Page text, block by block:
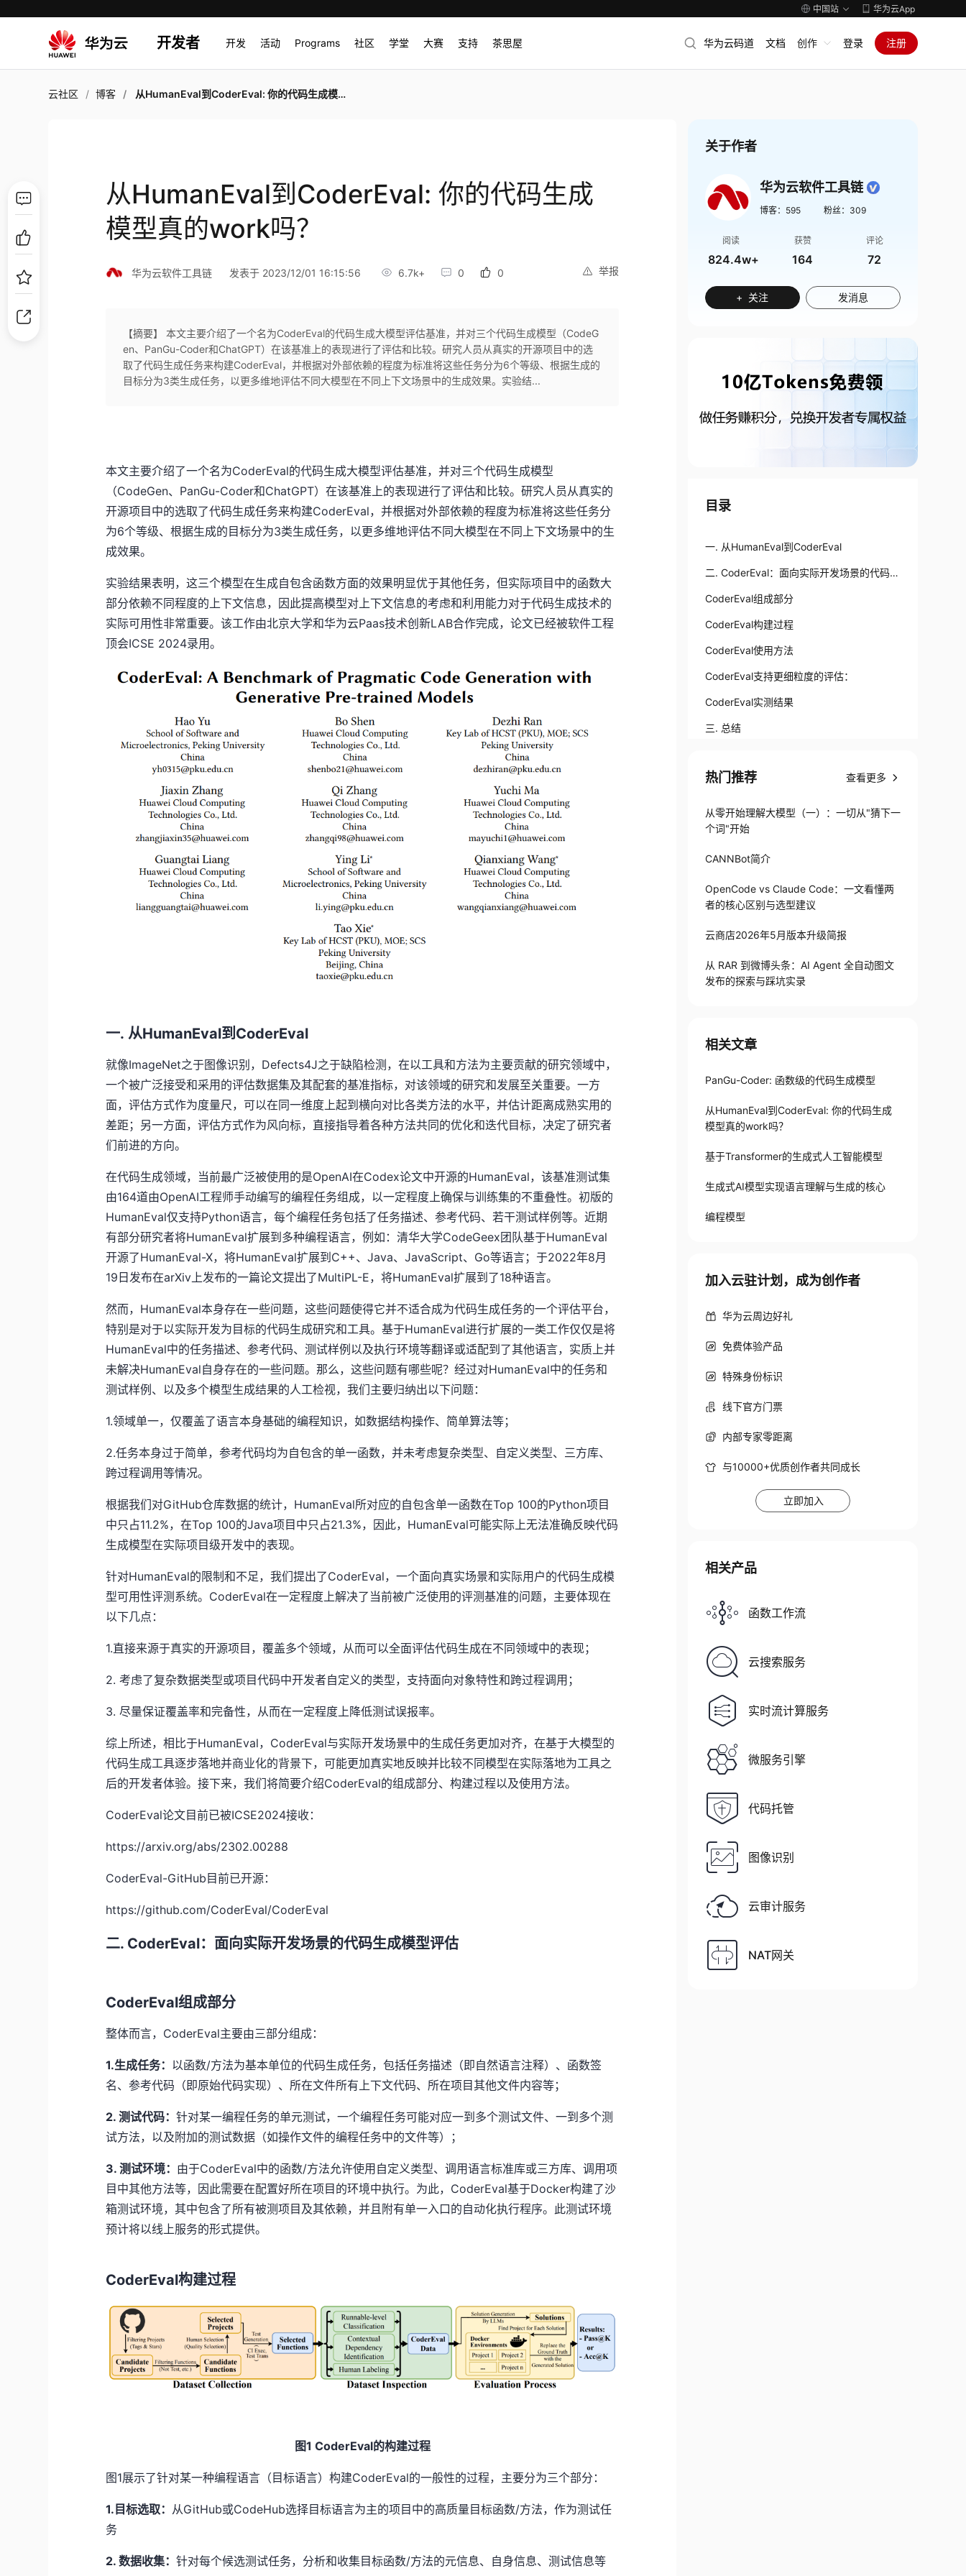
中国站 华为云App
开发者 开发 活动 Programs 社区 学堂 大赛 支持 茶思屋 华为云码道 文档 创作 登录 注册
云社区 博客 从HumanEval到CoderEval: 你的代码生成模型真的work吗？
从HumanEval到CoderEval: 你的代码生成
模型真的work吗？
举报
华为云软件工具链 发表于 2023/12/01 16:15:56 6.7k+ 0 0
【摘要】 本文主要介绍了一个名为CoderEval的代码生成大模型评估基准，并对三个代码生成模型（CodeG
en、PanGu-Coder和ChatGPT）在该基准上的表现进行了评估和比较。研究人员从真实的开源项目中的选
取了代码生成任务来构建CoderEval，并根据对外部依赖的程度为标准将这些任务分为6个等级、根据生成的
目标分为3类生成任务，以更多维地评估不同大模型在不同上下文场景中的生成效果。实验结...
本文主要介绍了一个名为CoderEval的代码生成大模型评估基准，并对三个代码生成模型
（CodeGen、PanGu-Coder和ChatGPT）在该基准上的表现进行了评估和比较。研究人员从真实的
开源项目中的选取了代码生成任务来构建CoderEval，并根据对外部依赖的程度为标准将这些任务分
为6个等级、根据生成的目标分为3类生成任务，以更多维地评估不同大模型在不同上下文场景中的生
成效果。
实验结果表明，这三个模型在生成自包含函数方面的效果明显优于其他任务，但实际项目中的函数大
部分依赖不同程度的上下文信息，因此提高模型对上下文信息的考虑和利用能力对于代码生成技术的
实际可用性非常重要。该工作由北京大学和华为云Paas技术创新LAB合作完成，论文已经被软件工程
顶会ICSE 2024录用。
一. 从HumanEval到CoderEval
就像ImageNet之于图像识别，Defects4J之于缺陷检测，在以工具和方法为主要贡献的研究领域中，
一个被广泛接受和采用的评估数据集及其配套的基准指标，对该领域的研究和发展至关重要。一方
面，评估方式作为度量尺，可以在同一维度上起到横向对比各类方法的水平，并估计距离成熟实用的
差距；另一方面，评估方式作为风向标，直接指导着各种方法共同的优化和迭代目标，决定了研究者
们前进的方向。
在代码生成领域，当前最广泛被使用的是OpenAI在Codex论文中开源的HumanEval，该基准测试集
由164道由OpenAI工程师手动编写的编程任务组成，以一定程度上确保与训练集的不重叠性。初版的
HumanEval仅支持Python语言，每个编程任务包括了任务描述、参考代码、若干测试样例等。近期
有部分研究者将HumanEval扩展到多种编程语言，例如：清华大学CodeGeex团队基于HumanEval
开源了HumanEval-X，将HumanEval扩展到C++、Java、JavaScript、Go等语言；于2022年8月
19日发布在arXiv上发布的一篇论文提出了MultiPL-E，将HumanEval扩展到了18种语言。
然而，HumanEval本身存在一些问题，这些问题使得它并不适合成为代码生成任务的一个评估平台，
特别是对于以实际开发为目标的代码生成研究和工具。基于HumanEval进行扩展的一类工作仅仅是将
HumanEval中的任务描述、参考代码、测试样例以及执行环境等翻译或适配到了其他语言，实质上并
未解决HumanEval自身存在的一些问题。那么，这些问题有哪些呢？经过对HumanEval中的任务和
测试样例、以及多个模型生成结果的人工检视，我们主要归纳出以下问题：
1.领域单一，仅覆盖了语言本身基础的编程知识，如数据结构操作、简单算法等；
2.任务本身过于简单，参考代码均为自包含的单一函数，并未考虑复杂类型、自定义类型、三方库、
跨过程调用等情况。
根据我们对GitHub仓库数据的统计，HumanEval所对应的自包含单一函数在Top 100的Python项目
中只占11.2%，在Top 100的Java项目中只占21.3%，因此，HumanEval可能实际上无法准确反映代码
生成模型在实际项目级开发中的表现。
针对HumanEval的限制和不足，我们提出了CoderEval，一个面向真实场景和实际用户的代码生成模
型可用性评测系统。CoderEval在一定程度上解决了当前被广泛使用的评测基准的问题，主要体现在
以下几点：
1.直接来源于真实的开源项目，覆盖多个领域，从而可以全面评估代码生成在不同领域中的表现；
2. 考虑了复杂数据类型或项目代码中开发者自定义的类型，支持面向对象特性和跨过程调用；
3. 尽量保证覆盖率和完备性，从而在一定程度上降低测试误报率。
综上所述，相比于HumanEval，CoderEval与实际开发场景中的生成任务更加对齐，在基于大模型的
代码生成工具逐步落地并商业化的背景下，可能更加真实地反映并比较不同模型在实际落地为工具之
后的开发者体验。接下来，我们将简要介绍CoderEval的组成部分、构建过程以及使用方法。
CoderEval论文目前已被ICSE2024接收：
https://arxiv.org/abs/2302.00288
CoderEval-GitHub目前已开源：
https://github.com/CoderEval/CoderEval
二. CoderEval：面向实际开发场景的代码生成模型评估
CoderEval组成部分
整体而言，CoderEval主要由三部分组成：
1.生成任务： 以函数/方法为基本单位的代码生成任务，包括任务描述（即自然语言注释）、函数签
名、参考代码（即原始代码实现）、所在文件所有上下文代码、所在项目其他文件内容等；
2. 测试代码：针对某一编程任务的单元测试，一个编程任务可能对应一到多个测试文件、一到多个测
试方法，以及附加的测试数据（如操作文件的编程任务中的文件等）；
3. 测试环境： 由于CoderEval中的函数/方法允许使用自定义类型、调用语言标准库或三方库、调用项
目中其他方法等，因此需要在配置好所在项目的环境中执行。为此，CoderEval基于Docker构建了沙
箱测试环境，其中包含了所有被测项目及其依赖，并且附有单一入口的自动化执行程序。此测试环境
预计将以线上服务的形式提供。
CoderEval构建过程
图1 CoderEval的构建过程
图1展示了针对某一种编程语言（目标语言）构建CoderEval的一般性的过程，主要分为三个部分：
1.目标选取： 从GitHub或CodeHub选择目标语言为主的项目中的高质量目标函数/方法，作为测试任
务
2. 数据收集：针对每个候选测试任务，分析和收集目标函数/方法的元信息、自身信息、测试信息等
关于作者
华为云软件工具链
博客： 595 粉丝： 309
阅读
824.4w+
获赞
164
评论
72
+ 关注 发消息
目录
一. 从HumanEval到CoderEval
二. CoderEval：面向实际开发场景的代码生
成模型评估
CoderEval组成部分
CoderEval构建过程
CoderEval使用方法
CoderEval支持更细粒度的评估：
CoderEval实测结果
三. 总结
热门推荐 查看更多
从零开始理解大模型（一）：一切从"猜下一
个词"开始
CANNBot简介
OpenCode vs Claude Code：一文看懂两
者的核心区别与选型建议
云商店2026年5月版本升级简报
从 RAR 到微博头条：AI Agent 全自动图文
发布的探索与踩坑实录
相关文章
PanGu-Coder: 函数级的代码生成模型
从HumanEval到CoderEval: 你的代码生成
模型真的work吗？
基于Transformer的生成式人工智能模型
生成式AI模型实现语言理解与生成的核心
编程模型
加入云驻计划，成为创作者
华为云周边好礼
免费体验产品
特殊身份标识
线下官方门票
内部专家零距离
与10000+优质创作者共同成长
立即加入
相关产品
函数工作流
云搜索服务
实时流计算服务
微服务引擎
代码托管
图像识别
云审计服务
NAT网关